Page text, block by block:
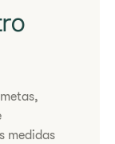
medidas